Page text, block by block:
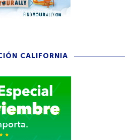
CALIFORNIA